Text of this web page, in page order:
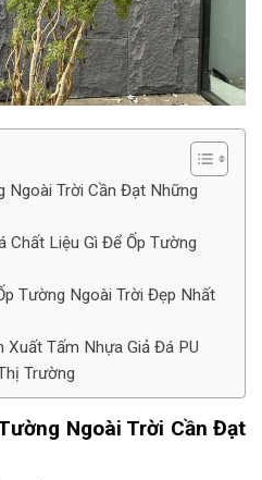
Ngoài Trời Cần Đạt Những
Chất Liệu Gì Để Ốp Tường
Tường Ngoài Trời Đẹp Nhất
Xuất Tấm Nhựa Giả Đá PU
Trường
Ngoài Trời Cần Đạt